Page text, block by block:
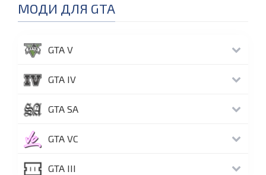
МОДИ ДЛЯ GTA
GTA V
GTA IV
GTA SA
GTA VC
GTA III